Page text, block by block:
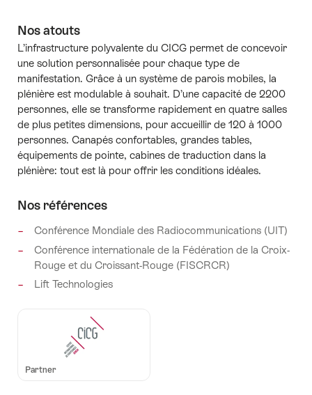
Nos atouts
L’infrastructure polyvalente du CICG permet de concevoir
une solution personnalisée pour chaque type de
manifestation. Grâce à un système de parois mobiles, la
plénière est modulable à souhait. D’une capacité de 2200
personnes, elle se transforme rapidement en quatre salles
de plus petites dimensions, pour accueillir de 120 à 1000
personnes. Canapés confortables, grandes tables,
équipements de pointe, cabines de traduction dans la
plénière: tout est là pour offrir les conditions idéales.
Nos références
Conférence Mondiale des Radiocommunications (UIT)
Conférence internationale de la Fédération de la Croix-
Rouge et du Croissant-Rouge (FISCRCR)
Lift Technologies
Partner